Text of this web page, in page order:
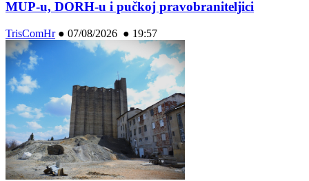
MUP-u, DORH-u i pučkoj pravobraniteljici
TrisComHr● 07/08/2026 ● 19:57